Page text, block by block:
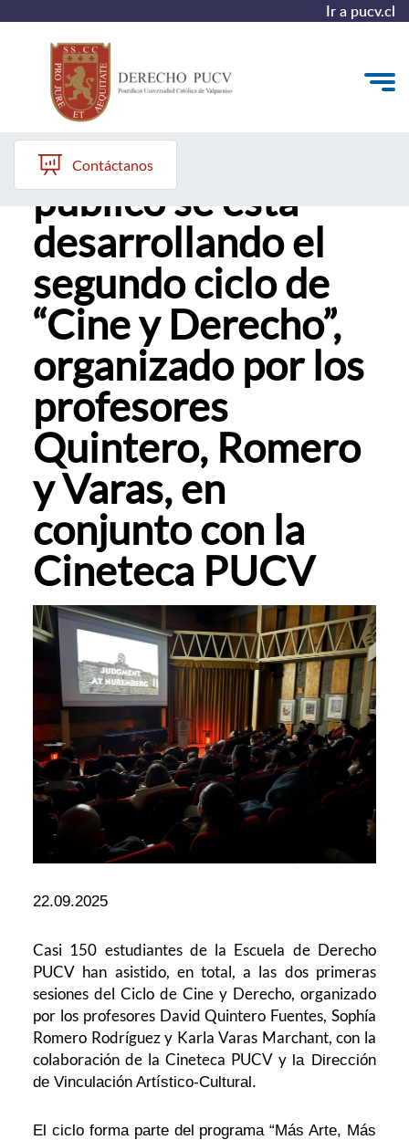
Ir a pucv.cl
Quiénes somos
Estudiantes y Admisión
Postgrados y Formación Continua
Investigación y Biblioteca
Vinculación con el Medio y Alumni
Contáctanos
Con gran éxito de
público se está
desarrollando el
segundo ciclo de
“Cine y Derecho”,
organizado por los
profesores
Quintero, Romero
y Varas, en
conjunto con la
Cineteca PUCV
22.09.2025
Casi 150 estudiantes de la Escuela de Derecho
PUCV han asistido, en total, a las dos primeras
sesiones del Ciclo de Cine y Derecho, organizado
por los profesores David Quintero Fuentes, Sophía
Romero Rodríguez y Karla Varas Marchant, con la
colaboración de la Cineteca PUCV y la Dirección
de Vinculación Artístico-Cultural.
El ciclo forma parte del programa “Más Arte, Más